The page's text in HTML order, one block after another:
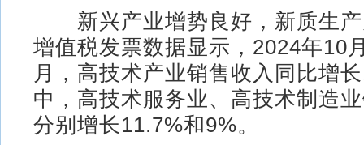
新兴产业增势良好，新质生产
增值税发票数据显示，2024年10
月，高技术产业销售收入同比增
中，高技术服务业、高技术制造
分别增长11.7%和9%。